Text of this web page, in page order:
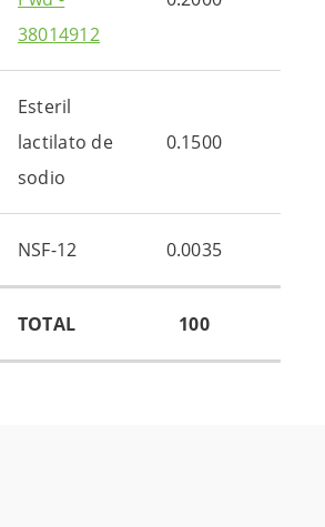
38014912
Esteril
lactilato de
sodio
0.1500
NSF-12 0.0035
TOTAL 100